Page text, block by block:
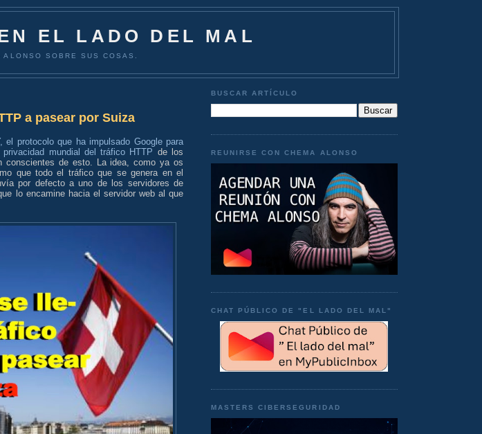
EL LADO DEL MAL
SOBRE SUS COSAS.
a pasear por Suiza
el protocolo que ha impulsado Google para
mundial del tráfico HTTP de los
conscientes de esto. La idea, como ya os
que todo el tráfico que se genera en el
por defecto a uno de los servidores de
lo encamine hacia el servidor web al que
BUSCAR ARTÍCULO
REUNIRSE CON CHEMA ALONSO
CHAT PÚBLICO DE "EL LADO DEL MAL"
MASTERS CIBERSEGURIDAD